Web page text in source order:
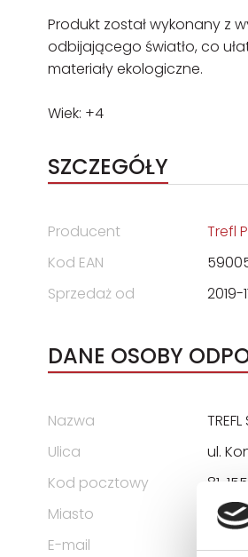
Produkt został wykonany z
odbijającego światło, co
materiały ekologiczne.
Wiek: +4
SZCZEGÓŁY
Producent
Trefl
Kod EAN
Sprzedaż od
2019-
DANE OSOBY
Nazwa
TREFL
Ulica
ul.
Kod pocztowy
81-155
Miasto
E-mail